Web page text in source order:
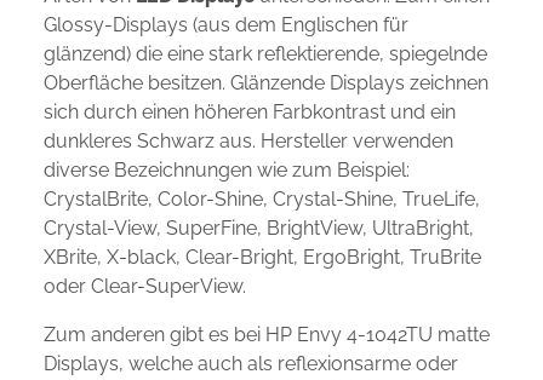
Glossy-Displays (aus dem Englischen für
glänzend) die eine stark reflektierende, spiegelnde
Oberfläche besitzen. Glänzende Displays zeichnen
sich durch einen höheren Farbkontrast und ein
dunkleres Schwarz aus. Hersteller verwenden
diverse Bezeichnungen wie zum Beispiel:
CrystalBrite, Color-Shine, Crystal-Shine, TrueLife,
Crystal-View, SuperFine, BrightView, UltraBright,
XBrite, X-black, Clear-Bright, ErgoBright, TruBrite
oder Clear-SuperView.
Zum anderen gibt es bei HP Envy 4-1042TU matte
Displays, welche auch als reflexionsarme oder